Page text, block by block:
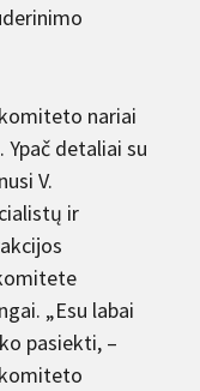
nariai
detaliai su
V.
ir
„Esu labai
pasiekti, –